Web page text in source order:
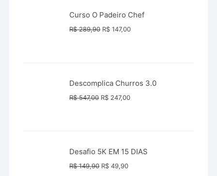
Curso O Padeiro Chef
R$289,90 O
R$ 147,00O
Descomplica Churros 3.0
R$547,00 O
R$ 247,00O
Desafio 5K EM 15 DIAS
R$149,90 O
R$ 49,90O